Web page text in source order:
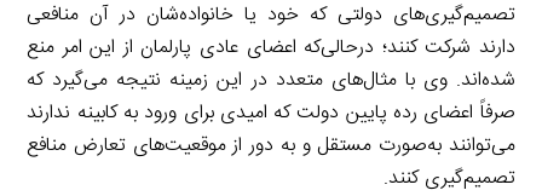
تصمیم‌گیری‌های دولتی که خود یا خانواده‌شان در آن منافعی
دارند شرکت کنند؛ درحالی‌که اعضای عادی پارلمان از این امر منع
شده‌اند. وی با مثال‌های متعدد در این زمینه نتیجه می‌گیرد که
صرفاً اعضای رده پایین دولت که امیدی برای ورود به کابینه ندارند
می‌توانند به‌صورت مستقل و به دور از موقعیت‌های تعارض منافع
تصمیم‌گیری کنند.